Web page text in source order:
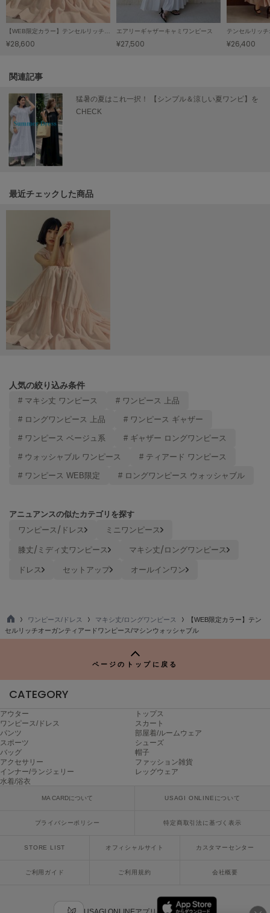
MICHU COQUETTE
ミチュ コケット
MIESROHE
ミースロエ
miies miim
ミーエスミーム
Mila Owen
ミラオーウェン
MOIGE
モワージュ
NEW Balance
ニューバランス
NIKE
ナイキ
NOWNS
ナウンス
On
オン
Onitsuka Tiger
ORR
Philly chocolate
フィリーチョコレート
プーマ
Reebok
リーボック
SALOMON
セサミストリートマーケット
【WEB限定カラー】テンセルリッチオーガンティアードワンピース/マシンウォッシャブル
¥28,600
エアリーギャザーキャミワンピース
¥27,500 ¥26,400
関連記事
猛暑の夏はこれ一択！ 【シンプル＆涼しい夏ワンピ】を
CHECK
最近チェックした商品
人気の絞り込み条件
# マキシ丈 ワンピース # ワンピース 上品
# ロングワンピース 上品 # ワンピース ギャザー
# ワンピース ベージュ系 # ギャザー ロングワンピース
# ウォッシャブル ワンピース # ティアード ワンピース
# ワンピース WEB限定 # ロングワンピース ウォッシャブル
アニュアンスの似たカテゴリを探す
ワンピース/ドレス
ミニワンピース
膝丈/ミディ丈ワンピース
マキシ丈/ロングワンピース
ドレス
セットアップ オールインワン
TO
P
ワンピース/ドレス マキシ丈/ロングワンピース
【WEB限定カラー】テン
セルリッチオーガンティアードワンピース/マシンウォッシャブル
ページのトップに戻る
CATEGORY
アウター
トップス
ワンピース/ドレス
スカート
パンツ
部屋着/ルームウェア
スポーツ
シューズ
バッグ
帽子
アクセサリー
ファッション雑貨
インナー/ランジェリー
レッグウェア
水着/浴衣
MA CARDについて USAGI ONLINEについて
プライバシーポリシー 特定商取引法に基づく表示
STORE LIST オフィシャルサイト カスタマーセンター
ご利用ガイド ご利用規約 会社概要